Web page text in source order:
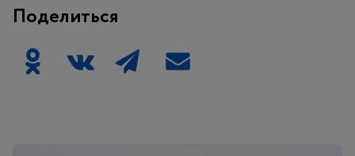
Поделиться